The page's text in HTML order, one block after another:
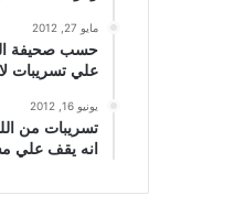
مايو 27, 2012
حسب صحيفة
علي تسريبات
يونيو 16, 2012
تسريبات من
انه يقف علي